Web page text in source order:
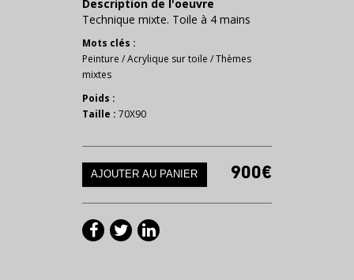
Description de l'oeuvre
Technique mixte. Toile à 4 mains
Mots clés :
Peinture /Acrylique sur toile /Thèmes
mixtes
Poids :
Taille : 70X90
900€